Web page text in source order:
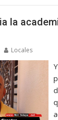
la
Locales